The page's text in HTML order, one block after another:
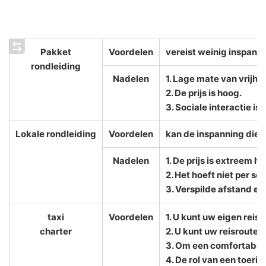
Pakket
rondleiding
Voordelen vereist weinig
Nadelen
1. Lage mate van
2. De prijs is hoog.
3. Sociale interactie is
Lokale rondleiding Voordelen kan de inspanning die
Nadelen
1. De prijs is extreem
2. Het hoeft niet per
3. Verspilde afstand
taxi
charter
Voordelen
1. U kunt uw eigen
2. U kunt uw reisroute
3. Om een
4. De rol van een